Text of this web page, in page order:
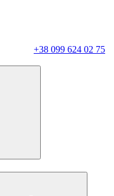
+38 099 624 02 75